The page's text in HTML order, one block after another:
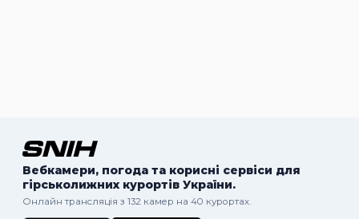
Вебкамери, погода та корисні сервіси для
гірськолижних курортів України.
Онлайн трансляція з 132 камер на 40 курортах.